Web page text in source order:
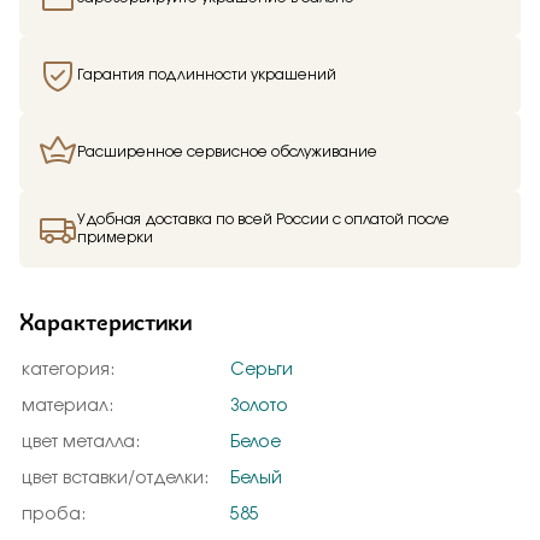
Гарантия подлинности украшений
Расширенное сервисное обслуживание
Удобная доставка по всей России с оплатой после
примерки
Характеристики
категория: Серьги
материал: Золото
цвет металла: Белое
цвет вставки/отделки: Белый
проба: 585